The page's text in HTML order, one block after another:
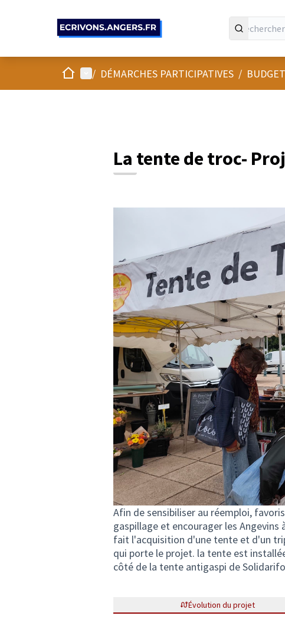
AccueilMenu principal
/ DÉMARCHES PARTICIPATIVES /
La tente de troc-
Afin de sensibiliser au réemploi,
gaspillage et encourager les Angevins
fait l'acquisition d'une tente et d'un
qui porte le projet. la tente est
côté de la tente antigaspi de
Évolution du projet